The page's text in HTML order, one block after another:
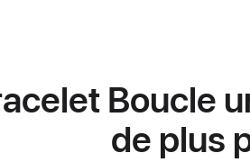
Boucle
de plus